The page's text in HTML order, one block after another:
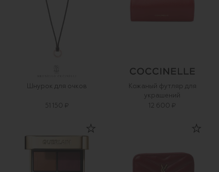
Шнурок для очков
51 150 ₽
Кожаный футляр для
украшений
12 600 ₽